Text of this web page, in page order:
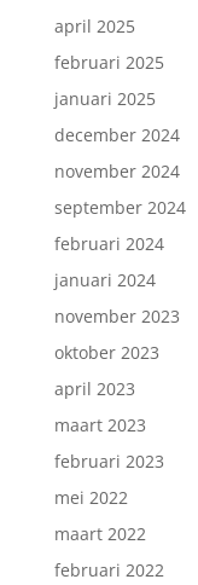
april 2025
februari 2025
januari 2025
december 2024
november 2024
september 2024
februari 2024
januari 2024
november 2023
oktober 2023
april 2023
maart 2023
februari 2023
mei 2022
maart 2022
februari 2022